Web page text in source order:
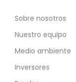
Sobre nosotros
Nuestro equipo
Medio ambiente
Inversores